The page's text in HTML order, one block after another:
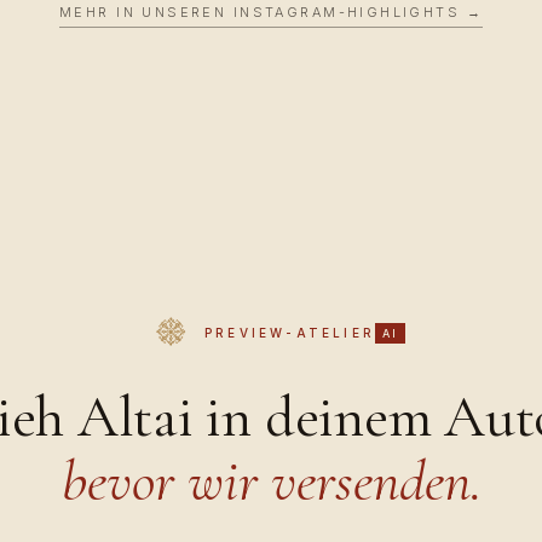
MEHR IN UNSEREN INSTAGRAM-HIGHLIGHTS →
PREVIEW-ATELIER AI
Altai in deinem
bevor wir versenden.